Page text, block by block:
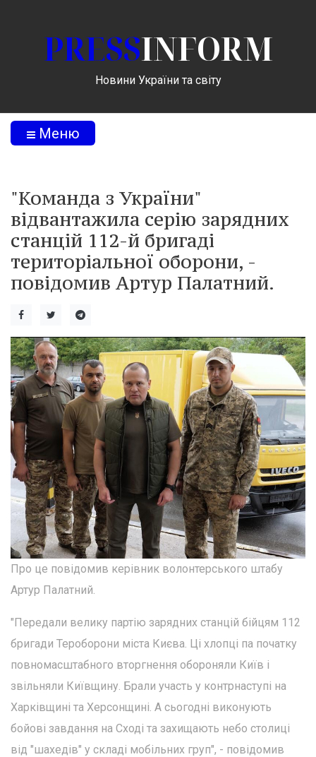
PRESSINFORM
Новини України та світу
Меню
"Команда з України"
відвантажила серію зарядних
станцій 112-й бригаді
територіальної оборони, -
повідомив Артур Палатний.
Про це повідомив керівник волонтерського штабу
Артур Палатний.
"Передали велику партію зарядних станцій бійцям 112
бригади Тероборони міста Києва. Ці хлопці па початку
повномасштабного вторгнення обороняли Київ і
звільняли Київщину. Брали участь у контрнаступі на
Харківщині та Херсонщині. А сьогодні виконують
бойові завдання на Сході та захищають небо столиці
від "шахедів" у складі мобільних груп", - повідомив